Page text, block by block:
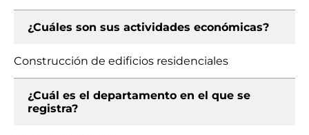
¿Cuáles son sus actividades económicas?
Construcción de edificios residenciales
¿Cuál es el departamento en el que se
registra?